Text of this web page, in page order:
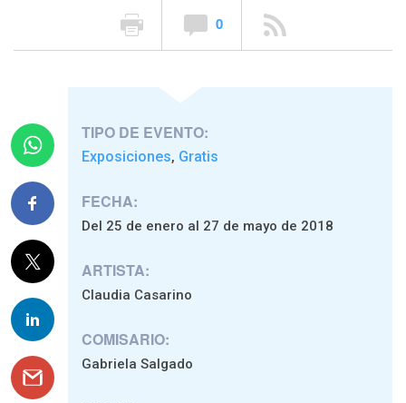
0
TIPO DE EVENTO:
Exposiciones, Gratis
FECHA:
Del 25 de enero al 27 de mayo de 2018
ARTISTA:
Claudia Casarino
COMISARIO:
Gabriela Salgado